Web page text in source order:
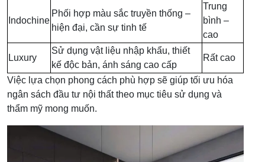
Indochine
Phối hợp màu sắc truyền thống –
hiện đại, cần sự tinh tế
Trung
bình –
cao
Luxury
Sử dụng vật liệu nhập khẩu, thiết
kế độc bản, ánh sáng cao cấp
Rất cao
Việc lựa chọn phong cách phù hợp sẽ giúp tối ưu hóa
ngân sách đầu tư nội thất theo mục tiêu sử dụng và
thẩm mỹ mong muốn.